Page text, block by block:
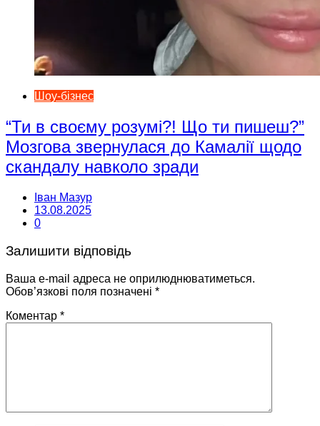
Шоу-бізнес
“Ти в своєму розумі?! Що ти пишеш?”
Мозгова звернулася до Камалії щодо
скандалу навколо зради
Іван Мазур
13.08.2025
0
Залишити відповідь
Ваша e-mail адреса не оприлюднюватиметься.
Обов’язкові поля позначені *
Коментар *